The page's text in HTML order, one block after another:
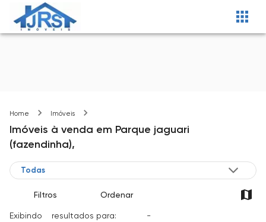
Home Imóveis
Imóveis à venda em Parque jaguari
(fazendinha),
Filtros Ordenar
Exibindo resultados para: -